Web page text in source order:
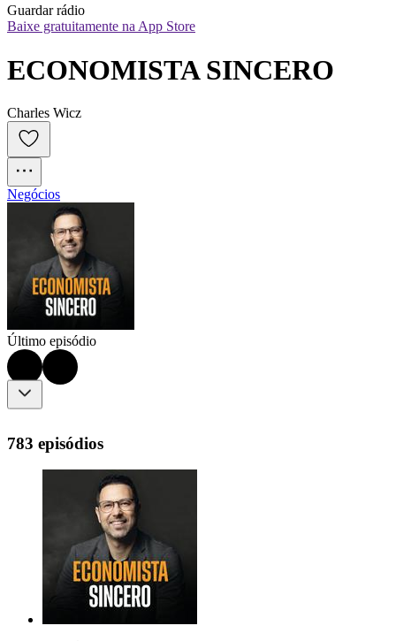
Guardar rádio
Baixe gratuitamente na App Store
ECONOMISTA SINCERO
Charles Wicz
Negócios
Último episódio
783 episódios